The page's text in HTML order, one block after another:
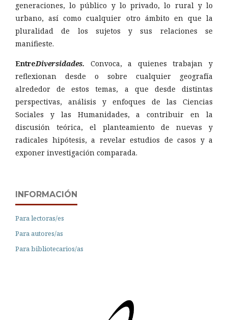
generaciones, lo público y lo privado, lo rural y lo
urbano, así como cualquier otro ámbito en que la
pluralidad de los sujetos y sus relaciones se
manifieste.
EntreDiversidades. Convoca, a quienes trabajan y
reflexionan desde o sobre cualquier geografía
alrededor de estos temas, a que desde distintas
perspectivas, análisis y enfoques de las Ciencias
Sociales y las Humanidades, a contribuir en la
discusión teórica, el planteamiento de nuevas y
radicales hipótesis, a revelar estudios de casos y a
exponer investigación comparada.
INFORMACIÓN
Para lectoras/es
Para autores/as
Para bibliotecarios/as